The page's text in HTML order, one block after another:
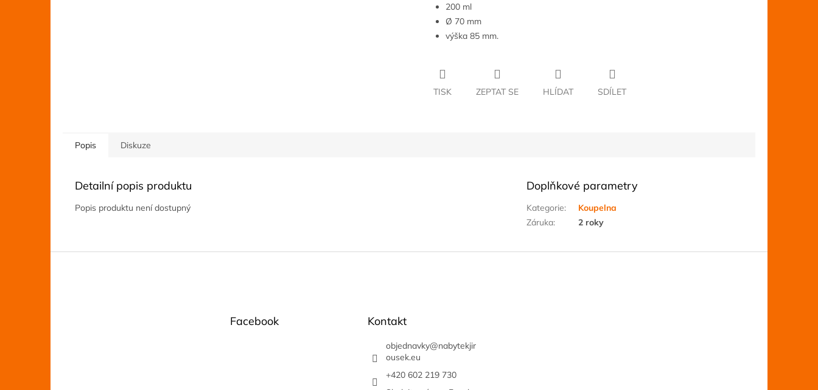
200 ml
Ø 70 mm
výška 85 mm.
TISK ZEPTAT SE HLÍDAT SDÍLET
Popis Diskuze
Detailní popis produktu
Popis produktu není dostupný
Doplňkové parametry
Kategorie:
Koupelna
Záruka: 2 roky
Facebook Kontakt
objednavky@nabytekjir
ousek.eu
+420 602 219 730